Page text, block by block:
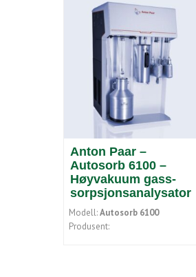
Anton Paar –
Autosorb 6100 –
Høyvakuum gass-
sorpsjonsanalysator
Modell:Autosorb 6100
Produsent: